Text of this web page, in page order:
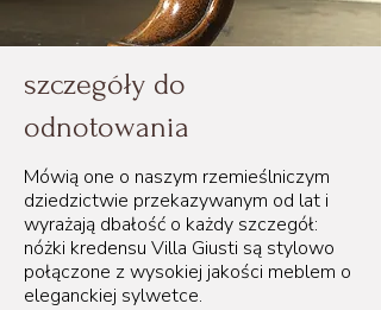
szczegóły do
odnotowania
Mówią one o naszym rzemieślniczym
dziedzictwie przekazywanym od lat i
wyrażają dbałość o każdy szczegół:
nóżki kredensu Villa Giusti są stylowo
połączone z wysokiej jakości meblem o
eleganckiej sylwetce.